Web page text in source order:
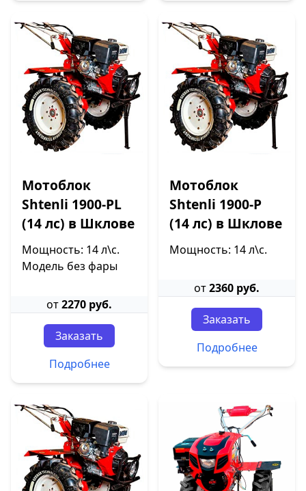
Мотоблок
Shtenli 1900-PL
(14 лс) в Шклове
Мощность: 14 л\с.
Модель без фары
от2270 руб.
Заказать
Подробнее
Мотоблок
Shtenli 1900-P
(14 лс) в Шклове
Мощность: 14 л\с.
от2360 руб.
Заказать
Подробнее